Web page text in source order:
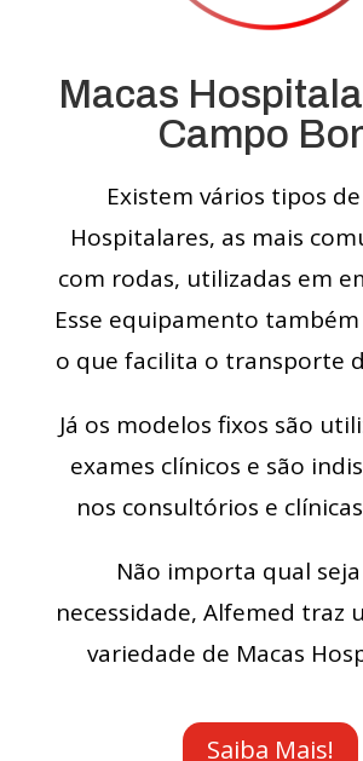
Macas
Campo
Existem vários tipos
Hospitalares, as mais
com rodas, utilizadas em
Esse equipamento
o que facilita o transporte
Já os modelos fixos são
exames clínicos e são
nos consultórios e
Não importa qual seja
necessidade, Alfemed traz
variedade de Macas
Saiba Mais!